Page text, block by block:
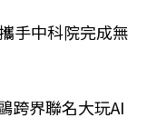
手中科院完成無
跨界聯名大玩AI